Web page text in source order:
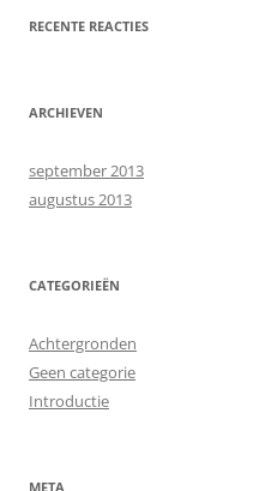
RECENTE REACTIES
ARCHIEVEN
september 2013
augustus 2013
CATEGORIEËN
Achtergronden
Geen categorie
Introductie
META